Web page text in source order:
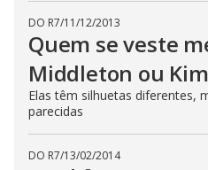
DO R7/11/12/2013
Quem se veste
Middleton ou
Elas têm silhuetas diferentes,
parecidas
DO R7/13/02/2014